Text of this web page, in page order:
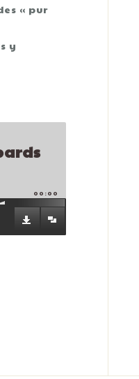
« pur
y
00:00